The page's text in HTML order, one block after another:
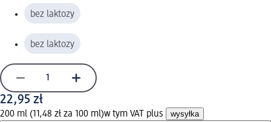
bez laktozy
bez laktozy
22,95 zł
200 ml (11,48 zł za 100 ml)w tym VAT plus wysyłka